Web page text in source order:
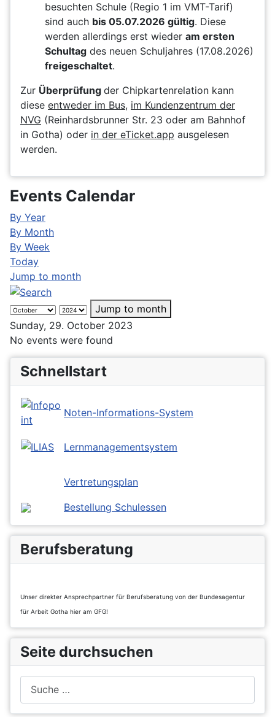
besuchten Schule (Regio 1 im VMT-Tarif)
sind auch bis 05.07.2026 gültig. Diese
werden allerdings erst wieder am ersten
Schultag des neuen Schuljahres (17.08.2026)
freigeschaltet.
Zur Überprüfung der Chipkartenrelation kann
diese entweder im Bus, im Kundenzentrum der
NVG (Reinhardsbrunner Str. 23 oder am Bahnhof
in Gotha) oder in der eTicket.app ausgelesen
werden.
Events Calendar
By Year
By Month
By Week
Today
Jump to month
Jump to month
Sunday, 29. October 2023
No events were found
Schnellstart
Noten-Informations-System
Lernmanagementsystem
Vertretungsplan
Bestellung Schulessen
Berufsberatung
Unser direkter Ansprechpartner für Berufsberatung von der Bundesagentur
für Arbeit Gotha hier am GFG!
Seite durchsuchen